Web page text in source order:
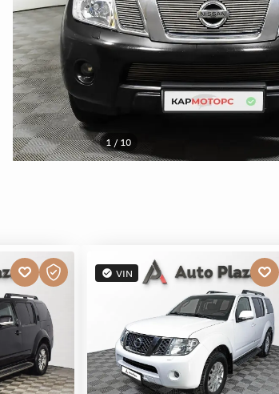
1 / 10
VIN